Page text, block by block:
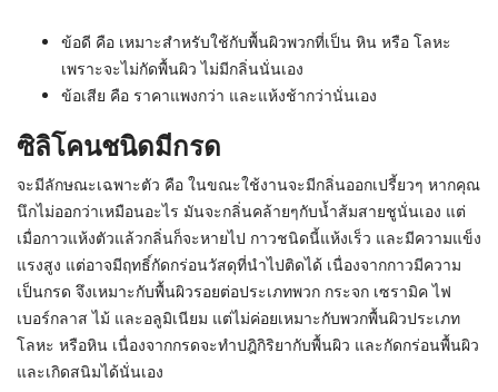
ข้อดี คือ เหมาะสำหรับใช้กับพื้นผิวพวกที่เป็น หิน หรือ โลหะ
เพราะจะไม่กัดพื้นผิว ไม่มีกลิ่นนั่นเอง
ข้อเสีย คือ ราคาแพงกว่า และแห้งช้ากว่านั่นเอง
ซิลิโคนชนิดมีกรด
จะมีลักษณะเฉพาะตัว คือ ในขณะใช้งานจะมีกลิ่นออกเปรี้ยวๆ หากคุณ
นึกไม่ออกว่าเหมือนอะไร มันจะกลิ่นคล้ายๆกับน้ำส้มสายชูนั่นเอง แต่
เมื่อกาวแห้งตัวแล้วกลิ่นก็จะหายไป กาวชนิดนี้แห้งเร็ว และมีความแข็ง
แรงสูง แต่อาจมีฤทธิ์กัดกร่อนวัสดุที่นำไปติดได้ เนื่องจากกาวมีความ
เป็นกรด จึงเหมาะกับพื้นผิวรอยต่อประเภทพวก กระจก เซรามิค ไฟ
เบอร์กลาส ไม้ และอลูมิเนียม แต่ไม่ค่อยเหมาะกับพวกพื้นผิวประเภท
โลหะ หรือหิน เนื่องจากกรดจะทำปฎิกิริยากับพื้นผิว และกัดกร่อนพื้นผิว
และเกิดสนิมได้นั่นเอง